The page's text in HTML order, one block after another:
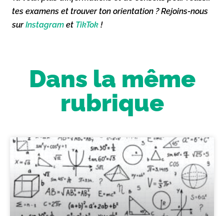
tes examens et trouver ton orientation ? Rejoins-nous
surInstagram et TikTok !
Dans la même
rubrique